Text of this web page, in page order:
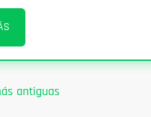
antiguas